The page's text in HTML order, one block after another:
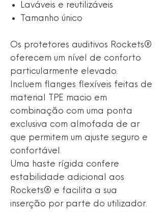
Laváveis e reutilizáveis
Tamanho único
Os protetores auditivos Rockets®
oferecem um nível de conforto
particularmente elevado.
Incluem flanges flexíveis feitas de
material TPE macio em
combinação com uma ponta
exclusiva com almofada de ar
que permitem um ajuste seguro e
confortável.
Uma haste rígida confere
estabilidade adicional aos
Rockets® e facilita a sua
inserção por parte do utilizador.